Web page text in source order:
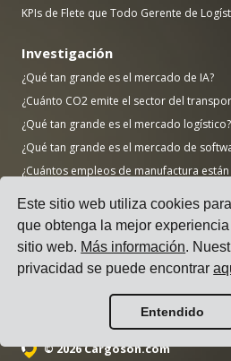
Este sitio web utiliza cookies
que obtenga la mejor
sitio web. Más información.
privacidad se puede encontrar
Entendido
KPIs de Flete que Todo Gerente de
Investigación
¿Qué tan grande es el mercado de IA?
¿Cuánto CO2 emite el sector del
¿Qué tan grande es el mercado logístico?
¿Qué tan grande es el mercado de
¿Cuántos empleos de manufactura están
¿Qué tan grande es el mercado de ERP?
¿Qué tan grande es la industria
Las 50 principales empresas
AWS vs Azure vs Google: Cuota de
© 2026 Cargoson.com